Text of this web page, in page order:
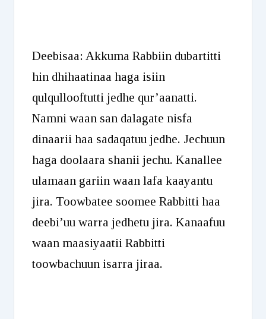
Deebisaa: Akkuma Rabbiin dubartitti
hin dhihaatinaa haga isiin
qulqullooftutti jedhe qur’aanatti.
Namni waan san dalagate nisfa
dinaarii haa sadaqatuu jedhe. Jechuun
haga doolaara shanii jechu. Kanallee
ulamaan gariin waan lafa kaayantu
jira. Toowbatee soomee Rabbitti haa
deebi’uu warra jedhetu jira. Kanaafuu
waan maasiyaatii Rabbitti
toowbachuun isarra jiraa.